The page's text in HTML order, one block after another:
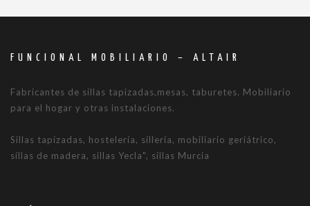
FUNCIONAL MOBILIARIO – ALTAIR
Fabricantes de sillas tapizadas,mesas, taburetes. Mobiliario
para el hogar y otras instalaciones.
Sillas tapizadas, hostelería, sillería, mobiliario geriátrico,
sillas de madera, sillas Yecla", sillas Murcia